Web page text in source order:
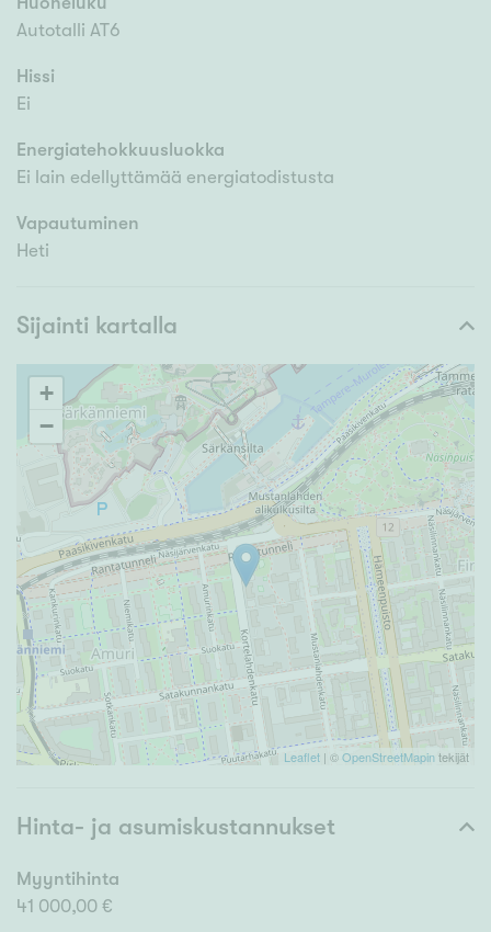
Autotalli AT6
Hissi
Ei
Energiatehokkuusluokka
Ei lain edellyttämää energiatodistusta
Vapautuminen
Heti
Sijainti kartalla
+
−
Leaflet | ©OpenStreetMapintekijät
Hinta- ja asumiskustannukset
Myyntihinta
41 000,00 €